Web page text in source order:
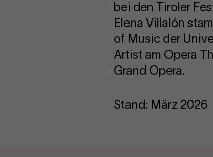
bei den Tiroler
Elena Villalón
of Music der
Artist am Opera
Grand Opera.
Stand: März 2026